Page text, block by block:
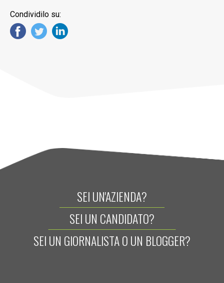
Condividilo su:
SEI UN'AZIENDA?
SEI UN CANDIDATO?
SEI UN GIORNALISTA O UN BLOGGER?